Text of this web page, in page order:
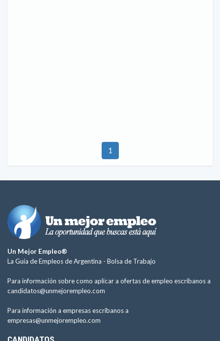
1
Un Mejor Empleo®
La Guía de Empleos de Argentina - Bolsa de Trabajo
Para información sobre como aplicar a ofertas de empleo escríbanos a
candidatos@unmejorempleo.com
Para información a empresas escríbanos a
empresas@unmejorempleo.com